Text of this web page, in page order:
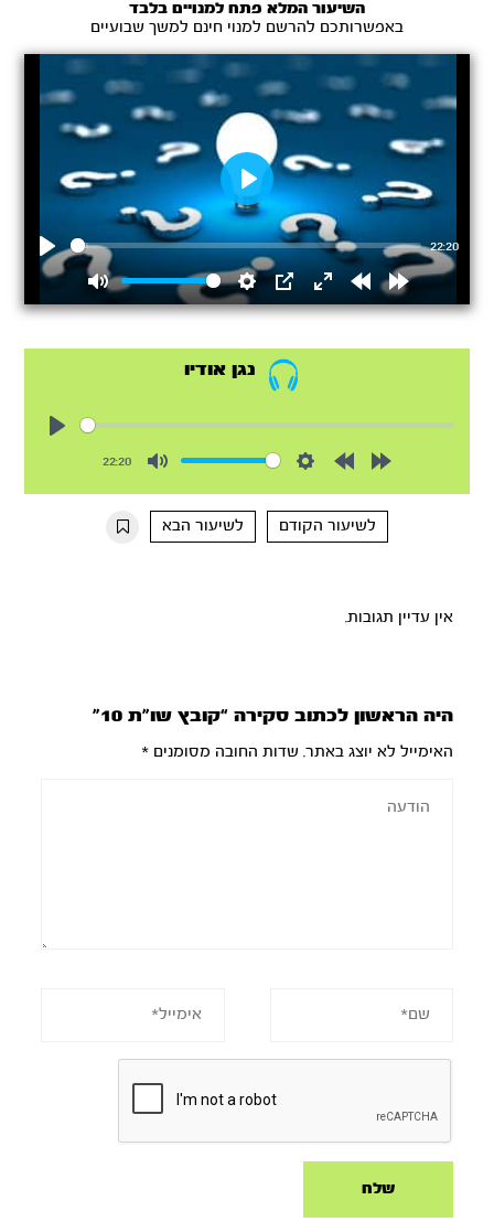
השיעור המלא פתח למנויים בלבד
באפשרותכם להרשם למנוי חינם למשך שבועיים
Play
22:20
Mute Settings
PIP
EnterRewindForward
Play
נגן אודיו
22:20
10s
10s
לשיעור הקודם
לשיעור הבא
אין עדיין תגובות.
היה הראשון לכתוב סקירה “קובץ שו”ת 10”
האימייל לא יוצג באתר. שדות החובה מסומנים*